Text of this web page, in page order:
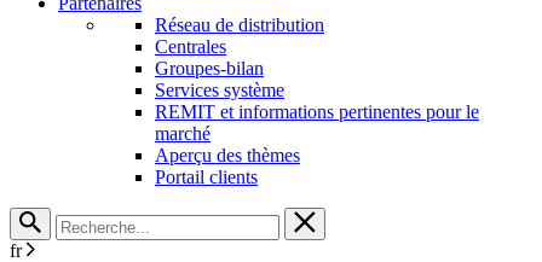
Réseau de distribution
Centrales
Groupes-bilan
Services système
REMIT et informations pertinentes pour le
marché
Aperçu des thèmes
Portail clients
fr